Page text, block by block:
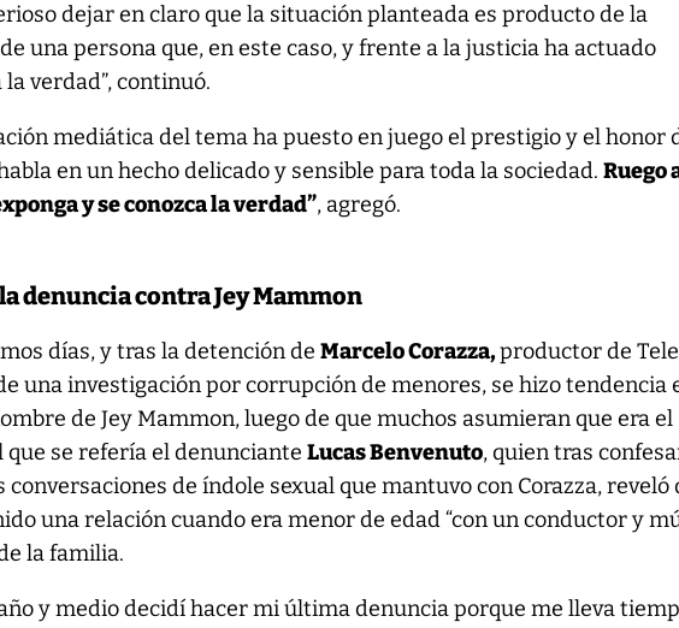
dejar en claro que la situación planteada es producto de la
una persona que, en este caso, y frente a la justicia ha actuado
verdad”, continuó.
mediática del tema ha puesto en juego el prestigio y el honor
en un hecho delicado y sensible para toda la sociedad.Ruego
y se conozca la verdad”, agregó.
denuncia contra Jey Mammon
días, y tras la detención deMarcelo Corazza,productor de
una investigación por corrupción de menores, se hizo tendencia
de Jey Mammon, luego de que muchos asumieran que era el
que se refería el denuncianteLucas Benvenuto, quien tras
conversaciones de índole sexual que mantuvo con Corazza, reveló
una relación cuando era menor de edad “con un conductor y
la familia.
y medio decidí hacer mi última denuncia porque me lleva